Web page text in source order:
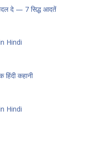
दे — 7 सिद्ध आदतें
Hindi
कहानी
Hindi